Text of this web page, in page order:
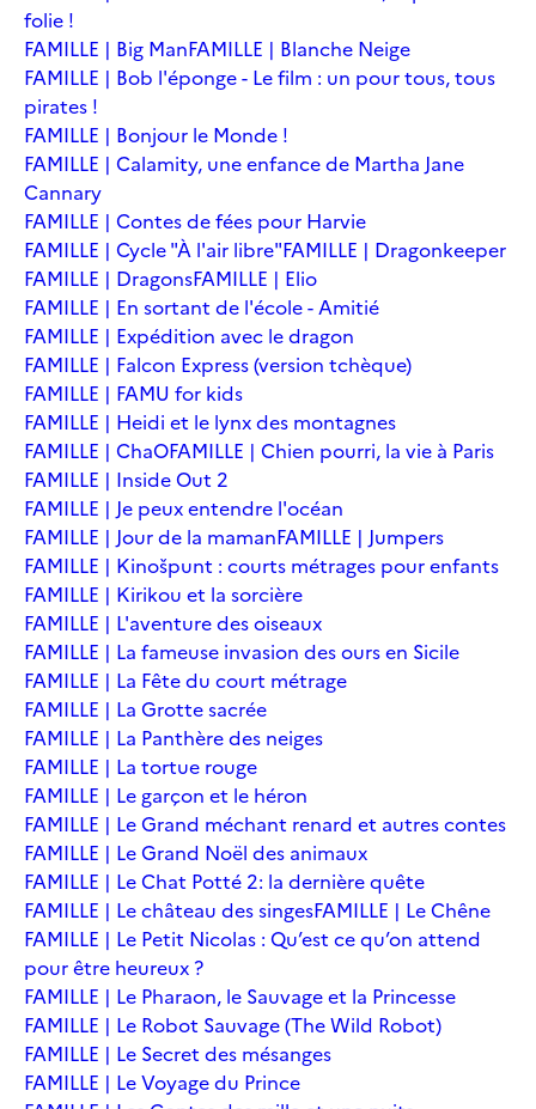
folie !
FAMILLE | Big ManFAMILLE | Blanche Neige
FAMILLE | Bob l'éponge - Le film : un pour tous, tous
pirates !
FAMILLE | Bonjour le Monde !
FAMILLE | Calamity, une enfance de Martha Jane
Cannary
FAMILLE | Contes de fées pour Harvie
FAMILLE | Cycle "À l'air libre"FAMILLE | Dragonkeeper
FAMILLE | DragonsFAMILLE | Elio
FAMILLE | En sortant de l'école - Amitié
FAMILLE | Expédition avec le dragon
FAMILLE | Falcon Express (version tchèque)
FAMILLE | FAMU for kids
FAMILLE | Heidi et le lynx des montagnes
FAMILLE | ChaOFAMILLE | Chien pourri, la vie à Paris
FAMILLE | Inside Out 2
FAMILLE | Je peux entendre l'océan
FAMILLE | Jour de la mamanFAMILLE | Jumpers
FAMILLE | Kinošpunt : courts métrages pour enfants
FAMILLE | Kirikou et la sorcière
FAMILLE | L'aventure des oiseaux
FAMILLE | La fameuse invasion des ours en Sicile
FAMILLE | La Fête du court métrage
FAMILLE | La Grotte sacrée
FAMILLE | La Panthère des neiges
FAMILLE | La tortue rouge
FAMILLE | Le garçon et le héron
FAMILLE | Le Grand méchant renard et autres contes
FAMILLE | Le Grand Noël des animaux
FAMILLE | Le Chat Potté 2: la dernière quête
FAMILLE | Le château des singesFAMILLE | Le Chêne
FAMILLE | Le Petit Nicolas : Qu’est ce qu’on attend
pour être heureux ?
FAMILLE | Le Pharaon, le Sauvage et la Princesse
FAMILLE | Le Robot Sauvage (The Wild Robot)
FAMILLE | Le Secret des mésanges
FAMILLE | Le Voyage du Prince